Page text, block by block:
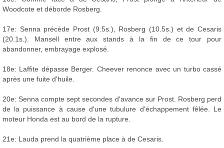
Woodcote et déborde Rosberg.
17e: Senna précède Prost (9.5s.), Rosberg (10.5s.) et de Cesaris
(20.1s.). Mansell entre aux stands à la fin de ce tour pour
abandonner, embrayage explosé.
18e: Laffite dépasse Berger. Cheever renonce avec un turbo cassé
après une fuite d'huile.
20e: Senna compte sept secondes d'avance sur Prost. Rosberg perd
de la puissance à cause d'une tubulure d'échappement fêlée. Le
moteur Honda est au bord de la rupture.
21e: Lauda prend la quatrième place à de Cesaris.